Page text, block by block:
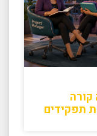
קורה
תפקידים